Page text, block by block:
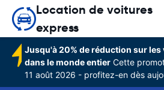
Location de voitures
express
Jusqu'à 20% de réduction sur
dans le monde entier Cette
11 août 2026 - profitez-en dès